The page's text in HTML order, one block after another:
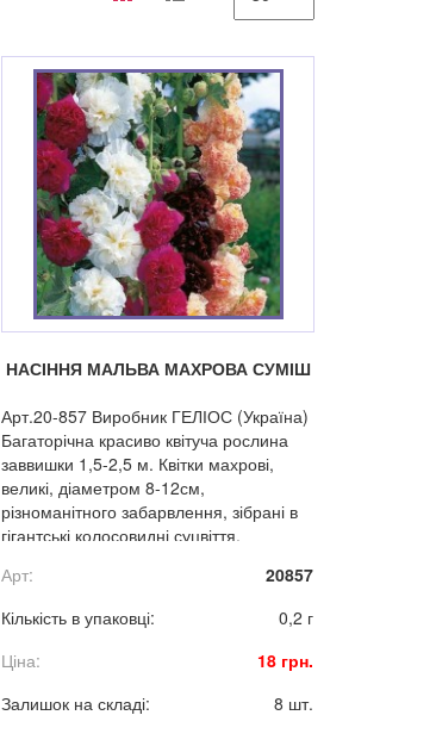
НАСІННЯ МАЛЬВА МАХРОВА СУМІШ
Арт.20-857 Виробник ГЕЛІОС (Україна)
Багаторічна красиво квітуча рослина
заввишки 1,5-2,5 м. Квітки махрові,
великі, діаметром 8-12см,
різноманітного забарвлення, зібрані в
гігантські колосовидні суцвіття.
Арт:
20857
Кількість в упаковці:
0,2 г
Ціна:
18 грн.
Залишок на складі:
8 шт.